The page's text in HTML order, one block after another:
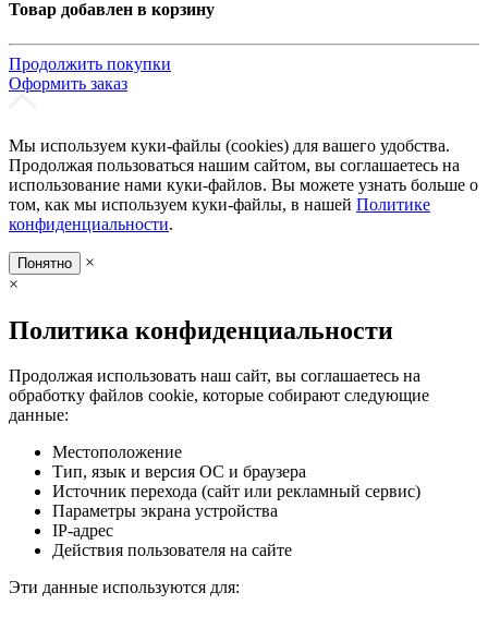
Товар добавлен в корзину
Продолжить покупки
Оформить заказ
Мы используем куки-файлы (cookies) для вашего удобства.
Продолжая пользоваться нашим сайтом, вы соглашаетесь на
использование нами куки-файлов. Вы можете узнать больше о
том, как мы используем куки-файлы, в нашей Политике
конфиденциальности.
Понятно
×
×
Политика конфиденциальности
Продолжая использовать наш сайт, вы соглашаетесь на
обработку файлов cookie, которые собирают следующие
данные:
Местоположение
Тип, язык и версия ОС и браузера
Источник перехода (сайт или рекламный сервис)
Параметры экрана устройства
IP-адрес
Действия пользователя на сайте
Эти данные используются для: